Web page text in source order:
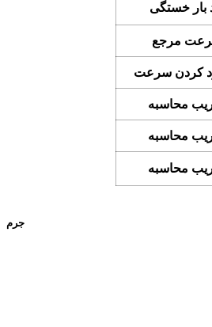
بار خستگی
مرجع
کردن سرعت
محاسبه
محاسبه
محاسبه
جرم